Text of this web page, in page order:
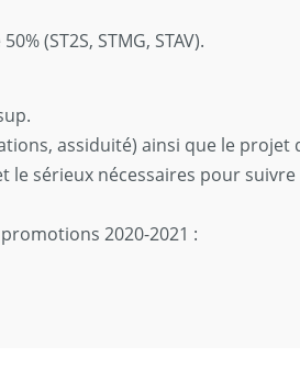
(ST2S, STMG, STAV).
assiduité) ainsi que le
le sérieux nécessaires pour
2020-2021 :